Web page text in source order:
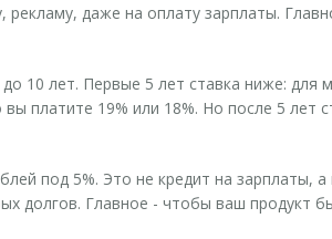
даже на оплату зарплаты.
10 лет. Первые 5 лет ставка ниже: для
платите 19% или 18%. Но после 5 лет
под 5%. Это не кредит на зарплаты,
Главное - чтобы ваш продукт